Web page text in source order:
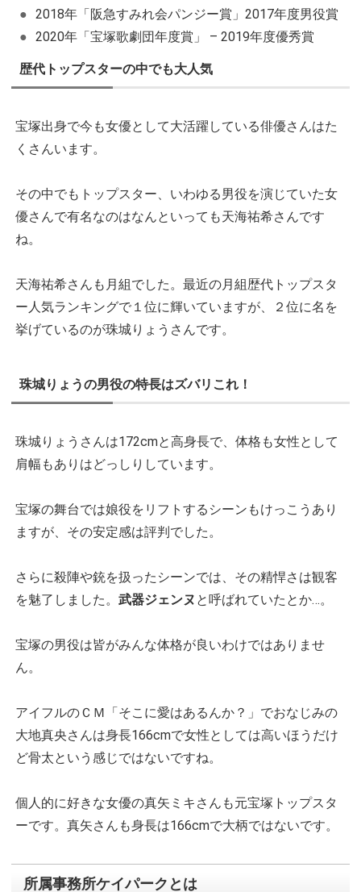
2018年「阪急すみれ会パンジー賞」2017年度男役賞
2020年「宝塚歌劇団年度賞」 – 2019年度優秀賞
歴代トップスターの中でも大人気
宝塚出身で今も女優として大活躍している俳優さんはた
くさんいます。
その中でもトップスター、いわゆる男役を演じていた女
優さんで有名なのはなんといっても天海祐希さんです
ね。
天海祐希さんも月組でした。最近の月組歴代トップスタ
ー人気ランキングで１位に輝いていますが、２位に名を
挙げているのが珠城りょうさんです。
珠城りょうの男役の特長はズバリこれ！
珠城りょうさんは172cmと高身長で、体格も女性として
肩幅もありはどっしりしています。
宝塚の舞台では娘役をリフトするシーンもけっこうあり
ますが、その安定感は評判でした。
さらに殺陣や銃を扱ったシーンでは、その精悍さは観客
を魅了しました。 武器ジェンヌ と呼ばれていたとか…。
宝塚の男役は皆がみんな体格が良いわけではありませ
ん。
アイフルのＣＭ「そこに愛はあるんか？」でおなじみの
大地真央さんは身長166cmで女性としては高いほうだけ
ど骨太という感じではないですね。
個人的に好きな女優の真矢ミキさんも元宝塚トップスタ
ーです。真矢さんも身長は166cmで大柄ではないです。
所属事務所ケイパークとは